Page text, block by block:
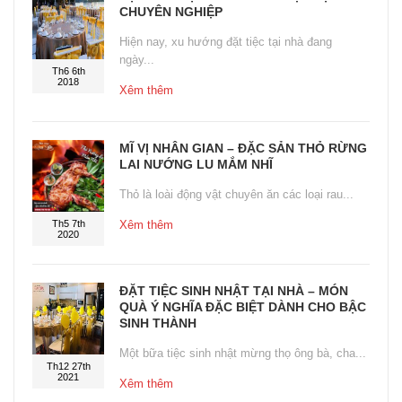
Th6 6th
2018
CHUYÊN NGHIỆP
Hiện nay, xu hướng đặt tiệc tại nhà đang
ngày...
Xêm thêm
Th5 7th
2020
MĨ VỊ NHÂN GIAN – ĐẶC SẢN THỎ RỪNG
LAI NƯỚNG LU MẮM NHĨ
Thỏ là loài động vật chuyên ăn các loại rau...
Xêm thêm
Th12 27th
2021
ĐẶT TIỆC SINH NHẬT TẠI NHÀ – MÓN
QUÀ Ý NGHĨA ĐẶC BIỆT DÀNH CHO BẬC
SINH THÀNH
Một bữa tiệc sinh nhật mừng thọ ông bà, cha...
Xêm thêm